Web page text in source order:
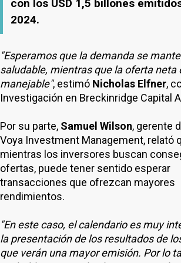
con los USD 1,5 billones
2024.
"Esperamos que la demanda se
saludable, mientras que la oferta neta
manejable", estimó Nicholas Elfner,
Investigación en Breckinridge Capital
Por su parte, Samuel Wilson, gerente
Voya Investment Management, relató
mientras los inversores buscan
ofertas, puede tener sentido esperar
transacciones que ofrezcan mayores
rendimientos.
"En este caso, el calendario es muy
la presentación de los resultados de
que verán una mayor emisión. Por lo